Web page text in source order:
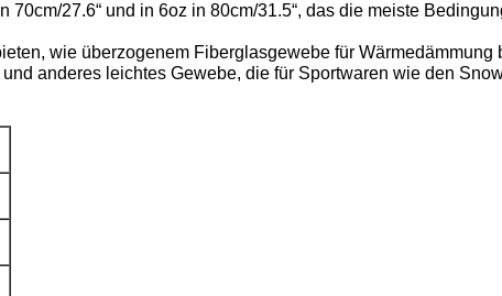
27.6“ und in 6oz in 80cm/31.5“, das die meiste
wie überzogenem Fiberglasgewebe für Wärmedämmung
anderes leichtes Gewebe, die für Sportwaren wie den